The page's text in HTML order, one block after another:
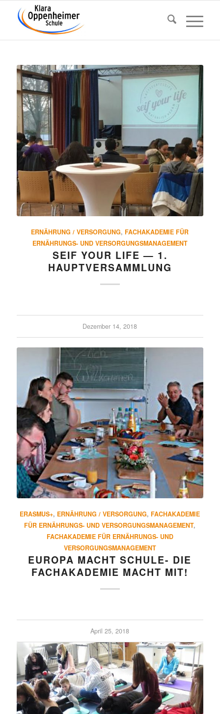
ERNÄHRUNG / VERSORGUNG, FACHAKADEMIE FÜR
ERNÄHRUNGS- UND VERSORGUNGSMANAGEMENT
SEIF YOUR LIFE — 1.
HAUPTVERSAMMLUNG
Dezember 14, 2018
ERASMUS+, ERNÄHRUNG / VERSORGUNG, FACHAKADEMIE
FÜR ERNÄHRUNGS- UND VERSORGUNGSMANAGEMENT,
FACHAKADEMIE FÜR ERNÄHRUNGS- UND
VERSORGUNGSMANAGEMENT
EUROPA MACHT SCHULE- DIE
FACH­AKA­DEMIE MACHT MIT!
April 25, 2018